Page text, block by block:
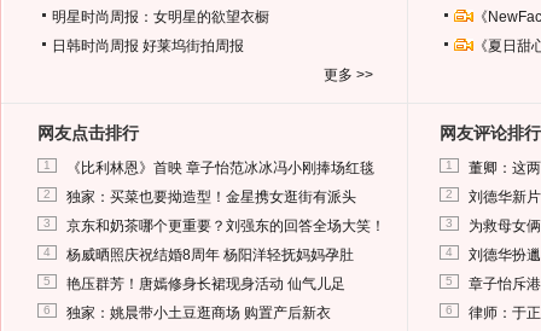
明星时尚周报：女明星的欲望衣橱
日韩时尚周报 好莱坞街拍周报
更多 >>
《
《夏日
网友点击排行
1 《比利林恩》首映 章子怡范冰冰冯小刚捧场红毯
2 独家：买菜也要拗造型！金星携女逛街有派头
3 京东和奶茶哪个更重要？刘强东的回答全场大笑！
4 杨威晒照庆祝结婚8周年 杨阳洋轻抚妈妈孕肚
5 艳压群芳！唐嫣修身长裙现身活动 仙气儿足
6 独家：姚晨带小土豆逛商场 购置产后新衣
网友评论排行
1 董卿：这
2 刘德华新
3 为救母女
4 刘德华扮
5 章子怡斥
6 律师：于